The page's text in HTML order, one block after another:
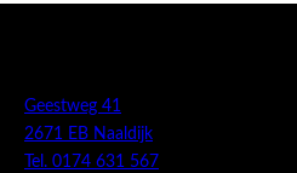
Geestweg 41
2671 EB Naaldijk
Tel. 0174 631 567